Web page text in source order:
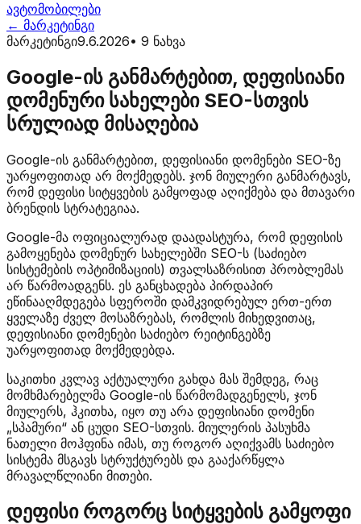
ავტომობილები
← მარკეტინგი
მარკეტინგი9.6.2026• 9 ნახვა
Google-ის განმარტებით, დეფისიანი
დომენური სახელები SEO-სთვის
სრულიად მისაღებია
Google-ის განმარტებით, დეფისიანი დომენები SEO-ზე
უარყოფითად არ მოქმედებს. ჯონ მიულერი განმარტავს,
რომ დეფისი სიტყვების გამყოფად აღიქმება და მთავარი
ბრენდის სტრატეგიაა.
Google-მა ოფიციალურად დაადასტურა, რომ დეფისის
გამოყენება დომენურ სახელებში SEO-ს (საძიებო
სისტემების ოპტიმიზაციის) თვალსაზრისით პრობლემას
არ წარმოადგენს. ეს განცხადება პირდაპირ
ეწინააღმდეგება სფეროში დამკვიდრებულ ერთ-ერთ
ყველაზე ძველ მოსაზრებას, რომლის მიხედვითაც,
დეფისიანი დომენები საძიებო რეიტინგებზე
უარყოფითად მოქმედებდა.
საკითხი კვლავ აქტუალური გახდა მას შემდეგ, რაც
მომხმარებელმა Google-ის წარმომადგენელს, ჯონ
მიულერს, ჰკითხა, იყო თუ არა დეფისიანი დომენი
„სპამური“ ან ცუდი SEO-სთვის. მიულერის პასუხმა
ნათელი მოჰფინა იმას, თუ როგორ აღიქვამს საძიებო
სისტემა მსგავს სტრუქტურებს და გააქარწყლა
მრავალწლიანი მითები.
დეფისი როგორც სიტყვების გამყოფი